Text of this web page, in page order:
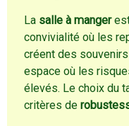
La salle à manger
convivialité où les
créent des
espace où les
élevés. Le choix du
critères de